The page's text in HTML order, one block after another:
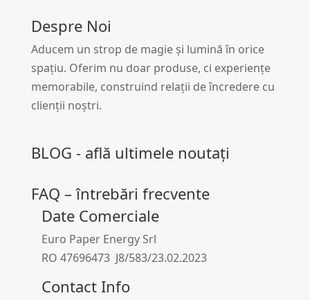
Despre Noi
Aducem un strop de magie și lumină în orice
spațiu. Oferim nu doar produse, ci experiențe
memorabile, construind relații de încredere cu
clienții noștri.
BLOG - află ultimele noutați
FAQ – întrebări frecvente
Date Comerciale
Euro Paper Energy Srl
RO 47696473 J8/583/23.02.2023
Contact Info